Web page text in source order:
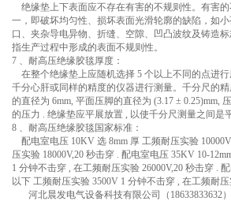
绝缘垫上下表面应不存在有害的不规则性。有害
一，即破坏均匀性、损坏表面光滑轮廓的缺陷，如
口、夹杂导电异物、折缝、空隙、凹凸波纹及铸造
指生产过程中形成的表面不规则性。
7 、耐高压绝缘胶毯厚度：
在整个绝缘垫上应随机选择 5 个以上不同的点进
千分心肝或同样的精度的仪器进行测量。千分尺的精
的直径为 6mm, 平面压脚的直径为 (3.17 ± 0.25)mm,
的压力 . 绝缘垫应平展放置 , 以使千分尺测量之间是
8 、耐高压绝缘胶毯国家标准：
配电室电压 10KV 选 8mm 厚 工频耐压实验
压实验 18000V,20 秒击穿 . 配电室电压 35KV 10-
1 分钟不击穿 , 在工频耐压实验 26000V,20 秒击穿 .
以下 工频耐压实验 3500V 1 分钟不击穿 , 在工频耐压
河北晨发电气设备科技有限公司（18633833632）